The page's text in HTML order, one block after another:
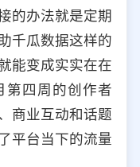
的办法就是定期
千瓜数据这样的
能变成实实在在
第四周的创作者
商业互动和话题
平台当下的流量